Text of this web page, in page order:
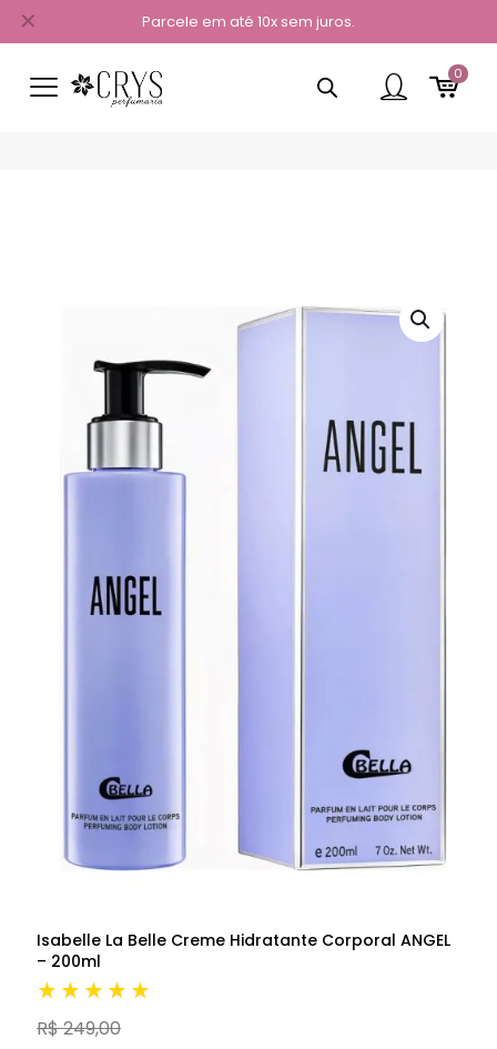
Parcele em até 10x sem juros.
✕
0
Isabelle La Belle Creme Hidratante Corporal ANGEL
– 200ml
★★★★★
R$ 249,00